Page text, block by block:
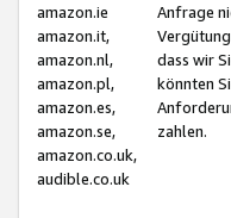
amazon.ie
amazon.it,
amazon.nl,
amazon.pl,
amazon.es,
amazon.se,
amazon.co.uk,
audible.co.uk
Anfrage
dass wir
könnten
zahlen.